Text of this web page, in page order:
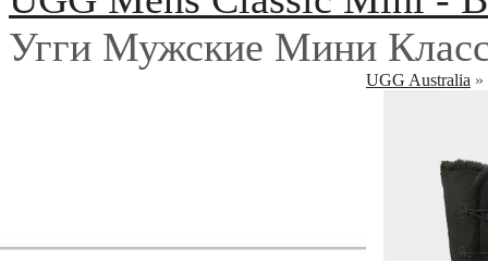
Угги Мужские Мини
UGG Australia »